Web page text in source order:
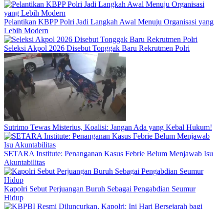
Pelantikan KBPP Polri Jadi Langkah Awal Menuju Organisasi yang
Lebih Modern
Seleksi Akpol 2026 Disebut Tonggak Baru Rekrutmen Polri
Sutrimo Tewas Misterius, Koalisi: Jangan Ada yang Kebal Hukum!
SETARA Institute: Penanganan Kasus Febrie Belum Menjawab Isu
Akuntabilitas
Kapolri Sebut Perjuangan Buruh Sebagai Pengabdian Seumur
Hidup